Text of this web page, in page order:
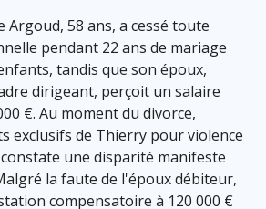
Argoud, 58 ans, a cessé toute
pendant 22 ans de mariage
tandis que son époux,
dirigeant, perçoit un salaire
€. Au moment du divorce,
exclusifs de Thierry pour violence
une disparité manifeste
la faute de l'époux débiteur,
compensatoire à 120 000 €